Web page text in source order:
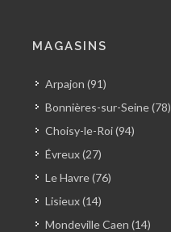
MAGASINS
Arpajon (91)
Bonnières-sur-Seine (78)
Choisy-le-Roi (94)
Évreux (27)
Le Havre (76)
Lisieux (14)
Mondeville Caen (14)